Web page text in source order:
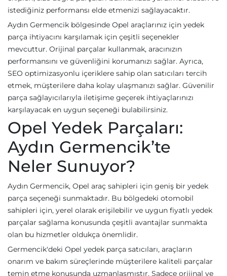
istediğiniz performansı elde etmenizi sağlayacaktır.
Aydın Germencik bölgesinde Opel araçlarınız için yedek
parça ihtiyacını karşılamak için çeşitli seçenekler
mevcuttur. Orijinal parçalar kullanmak, aracınızın
performansını ve güvenliğini korumanızı sağlar. Ayrıca,
SEO optimizasyonlu içeriklere sahip olan satıcıları tercih
etmek, müşterilere daha kolay ulaşmanızı sağlar. Güvenilir
parça sağlayıcılarıyla iletişime geçerek ihtiyaçlarınızı
karşılayacak en uygun seçeneği bulabilirsiniz.
Opel Yedek Parçaları:
Aydın Germencik’te
Neler Sunuyor?
Aydın Germencik, Opel araç sahipleri için geniş bir yedek
parça seçeneği sunmaktadır. Bu bölgedeki otomobil
sahipleri için, yerel olarak erişilebilir ve uygun fiyatlı yedek
parçalar sağlama konusunda çeşitli avantajlar sunmakta
olan bu hizmetler oldukça önemlidir.
Germencik'deki Opel yedek parça satıcıları, araçların
onarım ve bakım süreçlerinde müşterilere kaliteli parçalar
temin etme konusunda uzmanlaşmıştır. Sadece orijinal ve